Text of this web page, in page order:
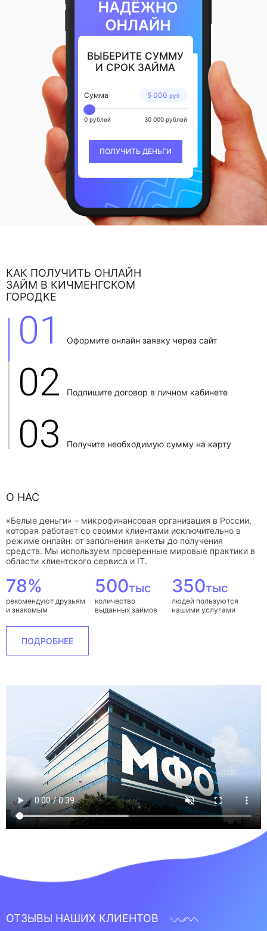
ВЫБЕРИТЕ СУММУ
И СРОК ЗАЙМА
5 000 руб
Сумма
0 рублей 30 000 рублей
ПОЛУЧИТЬ ДЕНЬГИ
КАК ПОЛУЧИТЬ ОНЛАЙН
ЗАЙМ В КИЧМЕНГСКОМ
ГОРОДКЕ
01 Оформите онлайн заявку через сайт
02 Подпишите договор в личном кабинете
03 Получите необходимую сумму на карту
О НАС
«Белые деньги» – микрофинансовая организация в России,
которая работает со своими клиентами исключительно в
режиме онлайн: от заполнения анкеты до получения
средств. Мы используем проверенные мировые практики в
области клиентского сервиса и IT.
78%
рекомендуют друзьям
и знакомым
500тыс
количество
выданных займов
350тыс
людей пользуются
нашими услугами
ПОДРОБНЕЕ
ОТЗЫВЫ НАШИХ КЛИЕНТОВ